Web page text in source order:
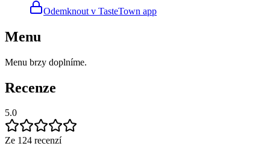
Odemknout v TasteTown app
Menu
Menu brzy doplníme.
Recenze
5.0
Ze 124 recenzí